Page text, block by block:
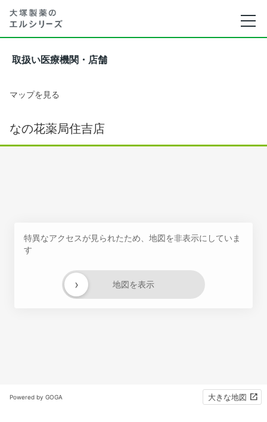
取扱い医療機関・店舗
マップを見る
なの花薬局住吉店
特異なアクセスが見られたため、地図を非表示にしていま
す
地図を表示
›
Powered by GOGA 大きな地図